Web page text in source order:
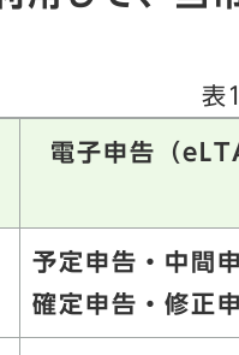
表1
電子申告（
予定申告・中間
確定申告・修正